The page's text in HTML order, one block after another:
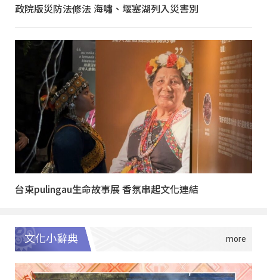
政院版災防法修法 海嘯、堰塞湖列入災害別
台東pulingau生命故事展 香氛串起文化連結
文化小辭典